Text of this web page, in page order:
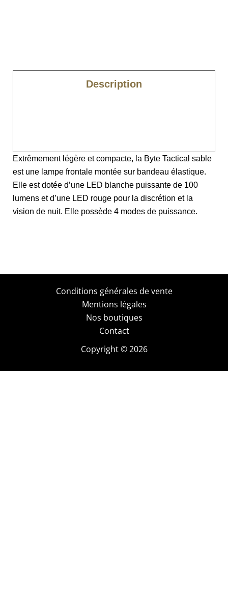
Description
Extrêmement légère et compacte, la Byte Tactical sable
est une lampe frontale montée sur bandeau élastique.
Elle est dotée d’une LED blanche puissante de 100
lumens et d’une LED rouge pour la discrétion et la
vision de nuit. Elle possède 4 modes de puissance.
Conditions générales de vente
Mentions légales
Nos boutiques
Contact
Copyright © 2026